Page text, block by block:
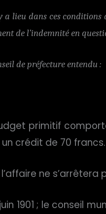
a lieu dans ces
de l’indemnité en
de préfecture entendu :
primitif
crédit de 70 francs.
ne s’arrêtera
1901 ; le conseil